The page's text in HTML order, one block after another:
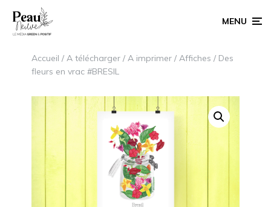
MENU
Accueil / A télécharger / A imprimer / Affiches / Des
fleurs en vrac #BRESIL